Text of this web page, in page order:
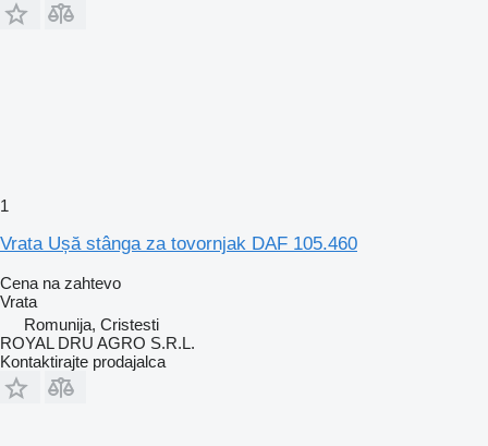
1
Vrata Ușă stânga za tovornjak DAF 105.460
Cena na zahtevo
Vrata
Romunija, Cristesti
ROYAL DRU AGRO S.R.L.
Kontaktirajte prodajalca